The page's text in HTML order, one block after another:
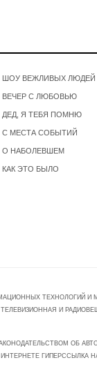
ШОУ ВЕЖЛИВЫХ ЛЮДЕЙ
ВЕЧЕР С ЛЮБОВЬЮ
ДЕД, Я ТЕБЯ ПОМНЮ
С МЕСТА СОБЫТИЙ
О НАБОЛЕВШЕМ
КАК ЭТО БЫЛО
ТЕХНОЛОГИЙ
И
ОБ
ГИПЕРССЫЛКА НА